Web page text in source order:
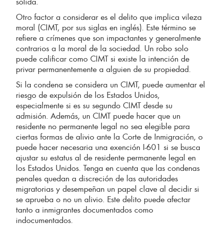
Otro factor a considerar es el delito que implica vileza
moral (CIMT, por sus siglas en inglés). Este término se
refiere a crímenes que son impactantes y generalmente
contrarios a la moral de la sociedad. Un robo solo
puede calificar como CIMT si existe la intención de
privar permanentemente a alguien de su propiedad.
Si la condena se considera un CIMT, puede aumentar el
riesgo de expulsión de los Estados Unidos,
especialmente si es su segundo CIMT desde su
admisión. Además, un CIMT puede hacer que un
residente no permanente legal no sea elegible para
ciertas formas de alivio ante la Corte de Inmigración, o
puede hacer necesaria una exención I-601 si se busca
ajustar su estatus al de residente permanente legal en
los Estados Unidos. Tenga en cuenta que las condenas
penales quedan a discreción de las autoridades
migratorias y desempeñan un papel clave al decidir si
se aprueba o no un alivio. Este delito puede afectar
tanto a inmigrantes documentados como
indocumentados.